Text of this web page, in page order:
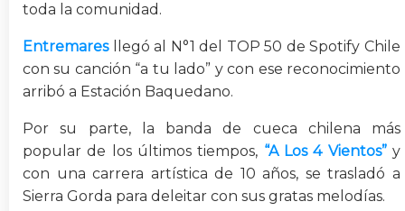
toda la comunidad.
Entremaresllegó al N°1 del TOP 50 de Spotify Chile
con su canción “a tu lado” y con ese reconocimiento
arribó a Estación Baquedano.
Por su parte, la banda de cueca chilena más
popular de los últimos tiempos, “A Los 4 Vientos”y
con una carrera artística de 10 años, se trasladó a
Sierra Gorda para deleitar con sus gratas melodías.